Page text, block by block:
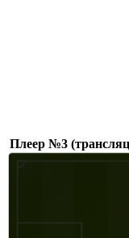
Плеер №3